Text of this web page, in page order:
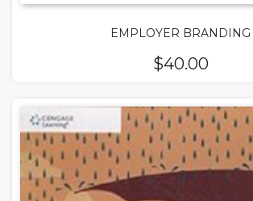
EMPLOYER BRANDING
$40.00